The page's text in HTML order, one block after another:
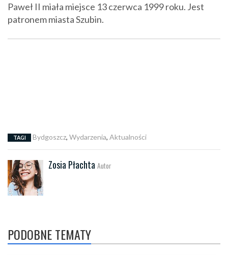
Paweł II miała miejsce 13 czerwca 1999 roku. Jest
patronem miasta Szubin.
TAGI Bydgoszcz, Wydarzenia, Aktualności
Zosia Płachta Autor
PODOBNE TEMATY